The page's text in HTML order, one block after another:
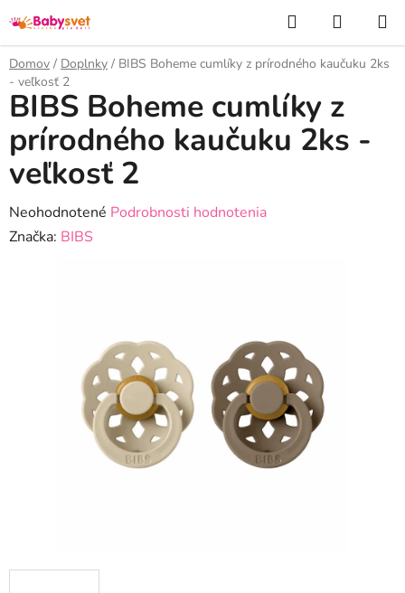
na
obsah
Hľadať
KOŠÍK
Domov / Doplnky / BIBS Boheme cumlíky z prírodného kaučuku 2ks
- veľkosť 2
BIBS Boheme cumlíky z
prírodného kaučuku 2ks -
veľkosť 2
Priemerné
hodnotenie
hviezdičiek.
Neohodnotené Podrobnosti hodnotenia
Značka: BIBS